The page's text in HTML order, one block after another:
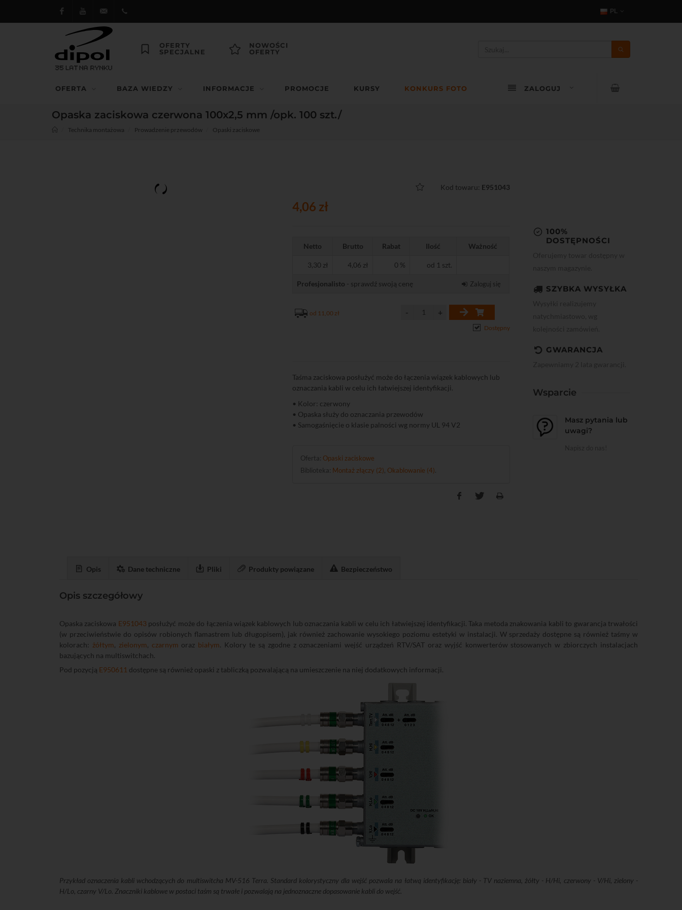
FacebookYoutube dipol@dipol.com.pl
PL
OFERTY
SPECJALNE
NOWOŚCI
OFERTY
OFERTA BAZA WIEDZY INFORMACJE PROMOCJE KURSY KONKURS FOTO ZALOGUJ
Opaska zaciskowa czerwona 100x2,5 mm /opk. 100 szt./
Technika montażowa Prowadzenie przewodów Opaski zaciskowe
Kod towaru: E951043
4,06 zł
Netto Brutto Rabat Ilość Ważność
3,30 zł 4,06 zł 0 % od 1 szt.
Profesjonalisto - sprawdź swoją cenę Zaloguj się
od 11,00 zł
Dostępny
Taśma zaciskowa posłużyć może do łączenia wiązek kablowych lub
oznaczania kabli w celu ich łatwiejszej identyfikacji.
• Kolor: czerwony
• Opaska służy do oznaczania przewodów
• Samogaśnięcie o klasie palności wg normy UL 94 V2
Oferta: Opaski zaciskowe
Biblioteka: Montaż złączy (2) Okablowanie (4)
100%
DOSTĘPNOŚCI
SZYBKA WYSYŁKA
GWARANCJA
Wsparcie
Masz pytania lub
uwagi?
Opis Dane techniczne Pliki Produkty powiązane Bezpieczeństwo
Opis szczegółowy
Opaska zaciskowa E951043 posłużyć może do łączenia wiązek kablowych lub oznaczania kabli w celu ich łatwiejszej identyfikacji. Taka metoda znakowania kabli to gwarancja trwałości
(w przeciwieństwie do opisów robionych flamastrem lub długopisem), jak również zachowanie wysokiego poziomu estetyki w instalacji. W sprzedaży dostępne są również taśmy w
kolorach: żółtym, zielonym, czarnym oraz białym. Kolory te są zgodne z oznaczeniami wejść urządzeń RTV/SAT oraz wyjść konwerterów stosowanych w zbiorczych instalacjach
bazujących na multiswitchach.
Pod pozycją E950611 dostępne są również opaski z tabliczką pozwalającą na umieszczenie na niej dodatkowych informacji.
Przykład oznaczenia kabli wchodzących do multiswitcha MV-516 Terra. Standard kolorystyczny dla wejść pozwala na łatwą identyfikację: biały - TV naziemna, żółty - H/Hi, czerwony - V/Hi, zielony -
H/Lo, czarny V/Lo. Znaczniki kablowe w postaci taśm są trwałe i pozwalają na jednoznaczne dopasowanie kabli do wejść.